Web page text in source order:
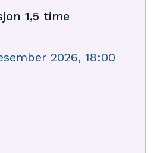
1,5 time
2026, 18:00